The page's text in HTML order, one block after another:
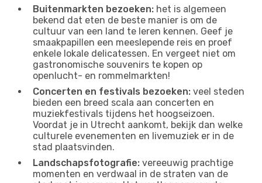
Buitenmarkten bezoeken: het is algemeen
bekend dat eten de beste manier is om de
cultuur van een land te leren kennen. Geef je
smaakpapillen een meeslepende reis en proef
enkele lokale delicatessen. En vergeet niet om
gastronomische souvenirs te kopen op
openlucht- en rommelmarkten!
Concerten en festivals bezoeken: veel steden
bieden een breed scala aan concerten en
muziekfestivals tijdens het hoogseizoen.
Voordat je in Utrecht aankomt, bekijk dan welke
culturele evenementen en livemuziek er in de
stad plaatsvinden.
Landschapsfotografie: vereeuwig prachtige
momenten en verdwaal in de straten van de